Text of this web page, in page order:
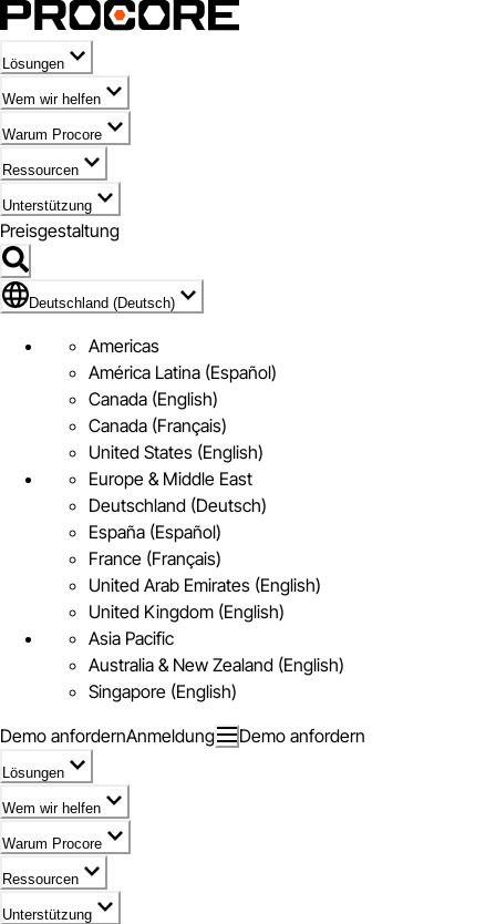
Lösungen
Wem wir helfen
Warum Procore
Ressourcen
Unterstützung
Preisgestaltung
Markieren des Symbols für Deutschland (Deutsch)
Deutschland (Deutsch)
Americas
América Latina (Español)
Canada (English)
Canada (Français)
United States (English)
Europe & Middle East
Deutschland (Deutsch)
España (Español)
France (Français)
United Arab Emirates (English)
United Kingdom (English)
Asia Pacific
Australia & New Zealand (English)
Singapore (English)
Demo anfordernAnmeldung Demo anfordern
Lösungen
Wem wir helfen
Warum Procore
Ressourcen
Unterstützung